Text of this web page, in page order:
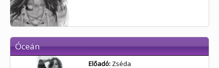
Óceán
Előadó: Zséda